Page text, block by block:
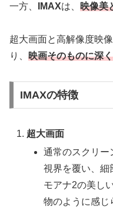
一方、 IMAXは、 映像美
超大画面と高解像度映
り、 映画そのものに深
IMAXの特徴
超大画面
通常のスクリー
視界を覆い、細
モアナ2の美し
物のように感じ